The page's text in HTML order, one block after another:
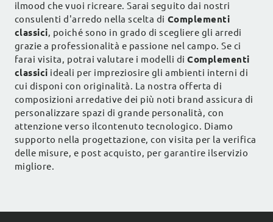
ilmood che vuoi ricreare. Sarai seguito dai nostri
consulenti d'arredo nella scelta di Complementi
classici, poiché sono in grado di scegliere gli arredi
grazie a professionalità e passione nel campo. Se ci
farai visita, potrai valutare i modelli diComplementi
classici ideali per impreziosire gli ambienti interni di
cui disponi con originalità. La nostra offerta di
composizioni arredative dei più noti brand assicura di
personalizzare spazi di grande personalità, con
attenzione verso ilcontenuto tecnologico. Diamo
supporto nella progettazione, con visita per la verifica
delle misure, e post acquisto, per garantire ilservizio
migliore.